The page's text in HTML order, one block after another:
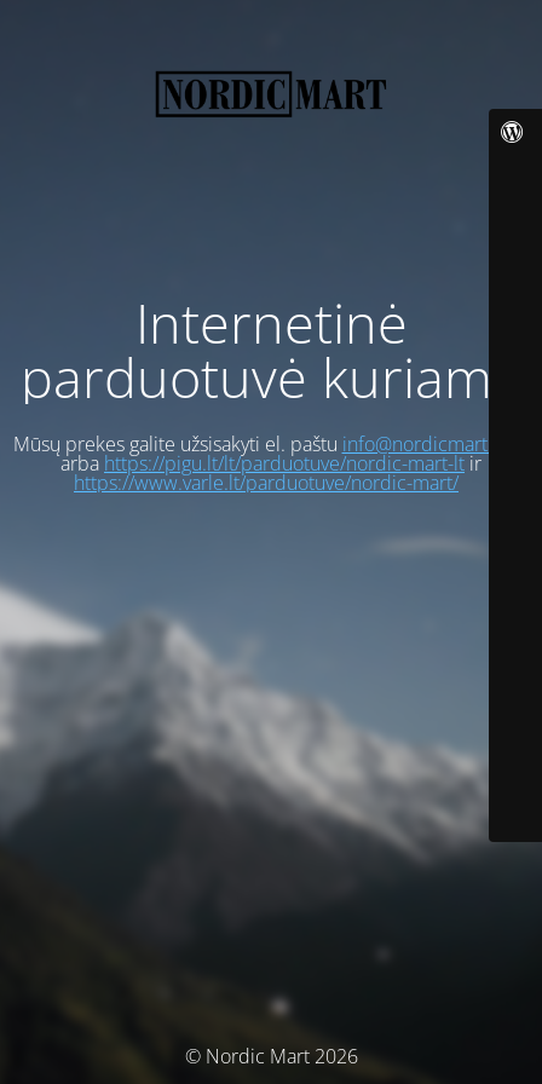
Internetinė
parduotuvė kuriama
Mūsų prekes galite užsisakyti el. paštu info@nordicmart.com
arba https://pigu.lt/lt/parduotuve/nordic-mart-ltir
https://www.varle.lt/parduotuve/nordic-mart/
© Nordic Mart 2026